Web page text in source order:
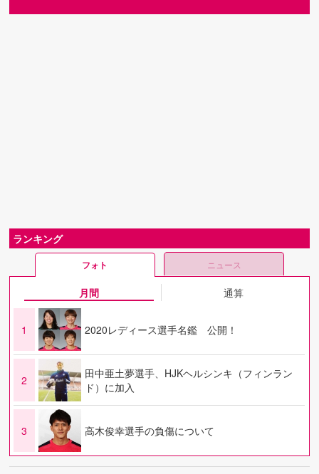
ランキング
フォト ニュース
月間 通算
1 2020レディース選手名鑑 公開！
2
田中亜土夢選手、HJKヘルシンキ（フィンラン
ド）に加入
3 高木俊幸選手の負傷について